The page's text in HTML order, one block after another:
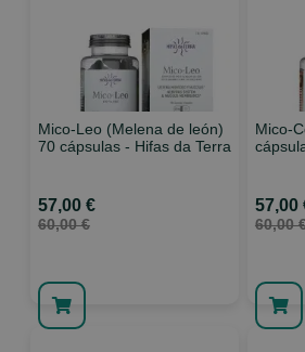
Mico-Leo (Melena de león)
70 cápsulas - Hifas da Terra
57,00 €
60,00 €
Mico-
57,00
60,00